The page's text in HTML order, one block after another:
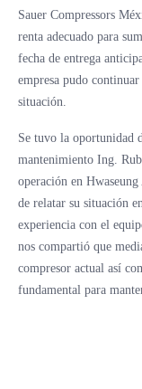
Sauer Compressors
renta adecuado para
fecha de entrega
empresa pudo
situación.
Se tuvo la oportunidad
mantenimiento Ing.
operación en
de relatar su situación
experiencia con el
nos compartió que
compresor actual así
fundamental para